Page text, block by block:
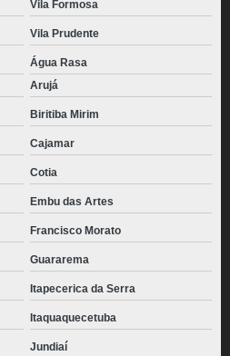
Vila Formosa
Vila Prudente
Água Rasa
Arujá
Biritiba Mirim
Cajamar
Cotia
Embu das Artes
Francisco Morato
Guararema
Itapecerica da Serra
Itaquaquecetuba
Jundiaí